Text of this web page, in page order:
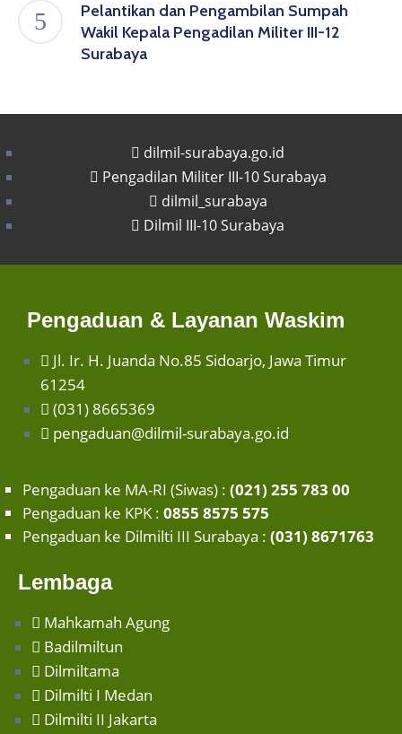
Pelantikan dan Pengambilan Sumpah
Wakil Kepala Pengadilan Militer III-12
Surabaya
dilmil-surabaya.go.id
Pengadilan Militer III-10 Surabaya
dilmil_surabaya
Dilmil III-10 Surabaya
Pengaduan & Layanan Waskim
Jl. Ir. H. Juanda No.85 Sidoarjo, Jawa Timur
61254
(031) 8665369
pengaduan@dilmil-surabaya.go.id
Pengaduan ke MA-RI (Siwas) : (021) 255 783 00
Pengaduan ke KPK : 0855 8575 575
Pengaduan ke Dilmilti III Surabaya : (031) 8671763
Lembaga
Mahkamah Agung
Badilmiltun
Dilmiltama
Dilmilti I Medan
Dilmilti II Jakarta